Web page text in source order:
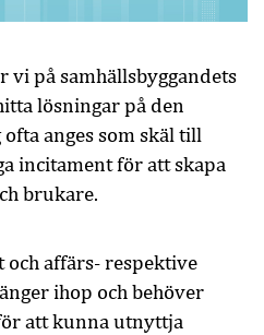
på samhällsbyggandets
lösningar på den
anges som skäl till
incitament för att skapa
brukare.
affärs- respektive
ihop och behöver
att kunna utnyttja